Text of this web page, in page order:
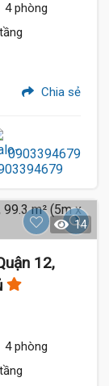
4 phòng
Chia sẻ
0903394679
14
12,
4 phòng